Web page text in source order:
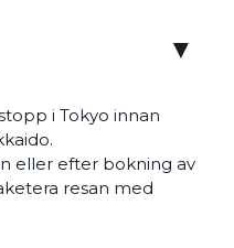
i Tokyo innan
eller efter bokning av
resan med